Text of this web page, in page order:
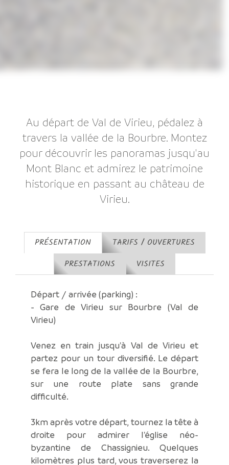
Au départ de Val de Virieu, pédalez à
travers la vallée de la Bourbre. Montez
pour découvrir les panoramas jusqu'au
Mont Blanc et admirez le patrimoine
historique en passant au château de
Virieu.
PRÉSENTATION
TARIFS / OUVERTURES
PRESTATIONS
VISITES
Départ / arrivée (parking) :
- Gare de Virieu sur Bourbre (Val de
Virieu)
Venez en train jusqu'à Val de Virieu et
partez pour un tour diversifié. Le départ
se fera le long de la vallée de la Bourbre,
sur une route plate sans grande
difficulté.
3km après votre départ, tournez la tête à
droite pour admirer l'église néo-
byzantine de Chassignieu. Quelques
kilomètres plus tard, vous traverserez la